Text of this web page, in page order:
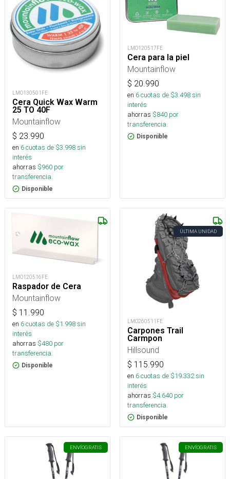
LMO130501FE
Cera Quick Wax Warm
25 TO 40F
Mountainflow
$ 23.990
en 6cuotas de $3.998sin
interés
ahorras $960 por
transferencia.
Disponible
LMO120517FE
Cera para la piel
Mountainflow
$ 20.990
en 6cuotas de $3.498sin
interés
ahorras $840 por
transferencia.
Disponible
LMO120516FE
Raspador de Cera
Mountainflow
$ 11.990
en 6cuotas de $1.998sin
interés
ahorras $480 por
transferencia.
Disponible
ÚLTIMA UNIDAD
LMO260511FE
Carpones Trail
Carmpon
Hillsound
$ 115.990
en 6cuotas de $19.332sin
interés
ahorras $4.640 por
transferencia.
Disponible
ENVÍOGRATIS ENVÍOGRATIS